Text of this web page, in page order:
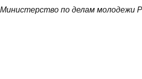
Министерство по делам молодежи